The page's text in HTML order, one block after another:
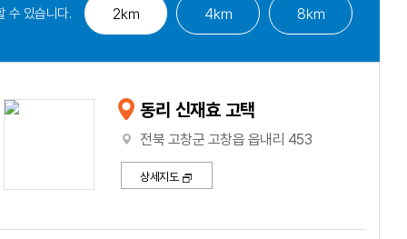
수 있습니다. 2㎞ 4㎞ 8㎞
동리 신재효 고택
전북 고창군 고창읍 읍내리 453
상세지도